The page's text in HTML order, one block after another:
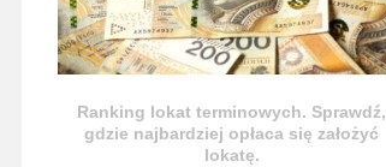
Ranking lokat terminowych. Sprawdź,
gdzie najbardziej opłaca się założyć
lokatę.